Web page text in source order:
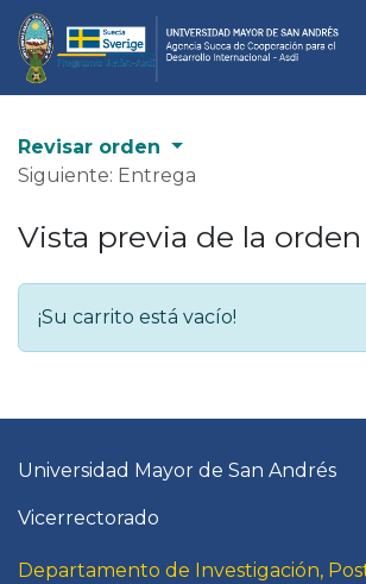
Ir al contenido
Revisar orden
Siguiente: Entrega
Vista previa de la orden
¡Su carrito está vacío!
Universidad Mayor de San Andrés
Vicerrectorado
Departamento de Investigación,